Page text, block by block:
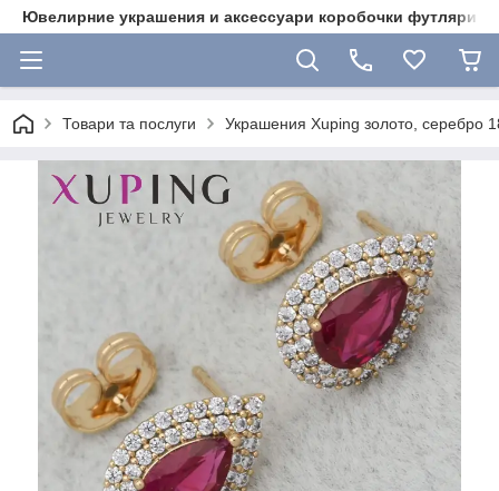
Ювелирние украшения и аксессуари коробочки футляри
Товари та послуги Украшения Xuping золото, серебро